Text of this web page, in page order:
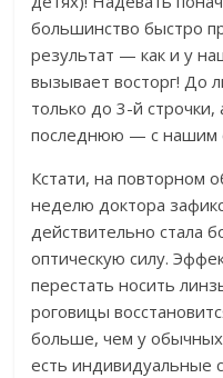
большинство быстро
результат — как и у
вызывает восторг! До
только до 3-й строчки,
последнюю — с нашим
Кстати, на повторном
неделю доктора
действительно стала
оптическую силу.
перестать носить
роговицы
больше, чем у
есть индивидуальные